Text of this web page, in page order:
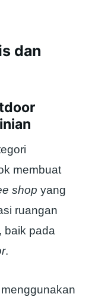
dan
membuat
shop yang
ruangan
, baik pada
.